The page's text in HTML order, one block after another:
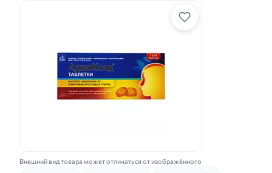
Внешний вид товара может отличаться от изображённого